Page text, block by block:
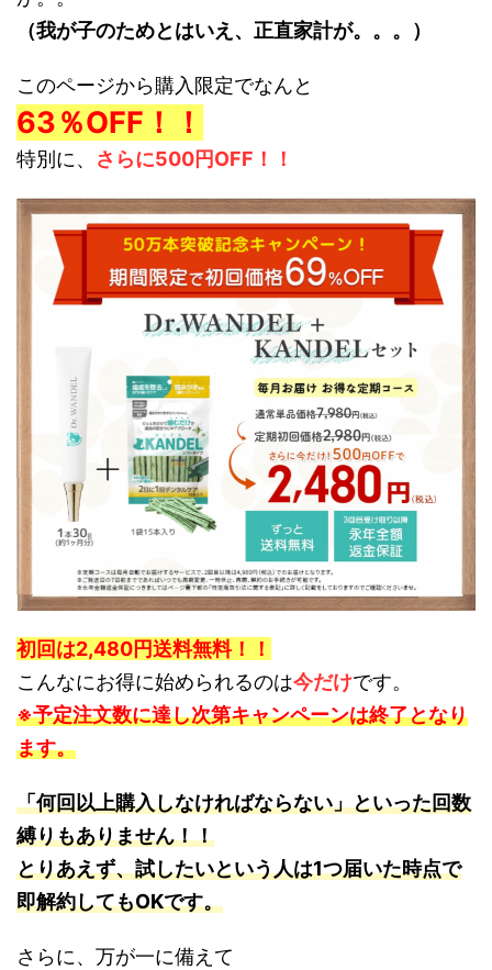
（我が子のためとはいえ、正直家計が。。。）
このページから購入限定でなんと
63％OFF！！
特別に、 さらに500円OFF！！
初回は2,480円送料無料！！
こんなにお得に始められるのは今だけです。
※予定注文数に達し次第キャンペーンは終了となり
ます。
「何回以上購入しなければならない」といった回数
縛りもありません！！
とりあえず、試したいという人は1つ届いた時点で
即解約してもOKです。
さらに、万が一に備えて